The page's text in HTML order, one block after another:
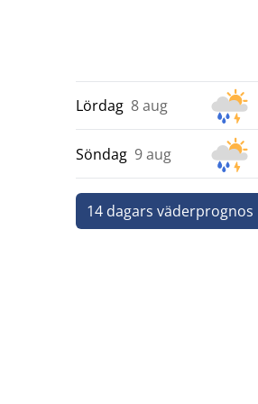
Lördag 8 aug
Söndag 9 aug
14 dagars väderprognos